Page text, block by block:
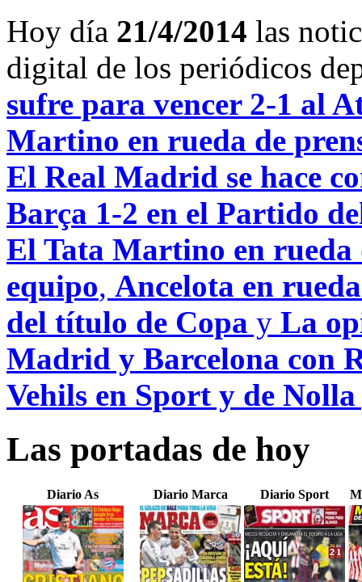
Hoy día 21/4/2014 las
digital de los periódicos
sufre para vencer 2-1 al
Martino en rueda de
El Real Madrid se hace
Barça 1-2 en el Partido
El Tata Martino en rueda
equipo, Ancelota en
del título de Copa y La
Madrid y Barcelona con
Vehils en Sport y de
Las portadas de hoy
Diario As Diario Marca Diario Sport